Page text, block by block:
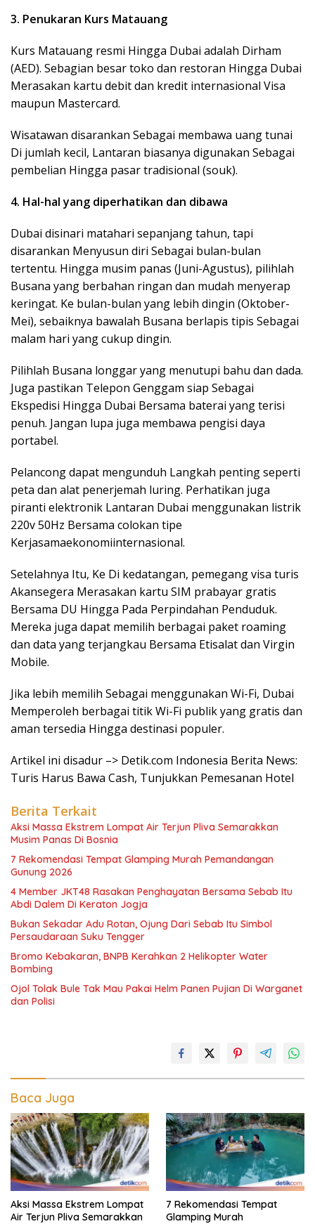
3. Penukaran Kurs Matauang
Kurs Matauang resmi Hingga Dubai adalah Dirham
(AED). Sebagian besar toko dan restoran Hingga Dubai
Merasakan kartu debit dan kredit internasional Visa
maupun Mastercard.
Wisatawan disarankan Sebagai membawa uang tunai
Di jumlah kecil, Lantaran biasanya digunakan Sebagai
pembelian Hingga pasar tradisional (souk).
4. Hal-hal yang diperhatikan dan dibawa
Dubai disinari matahari sepanjang tahun, tapi
disarankan Menyusun diri Sebagai bulan-bulan
tertentu. Hingga musim panas (Juni-Agustus), pilihlah
Busana yang berbahan ringan dan mudah menyerap
keringat. Ke bulan-bulan yang lebih dingin (Oktober-
Mei), sebaiknya bawalah Busana berlapis tipis Sebagai
malam hari yang cukup dingin.
Pilihlah Busana longgar yang menutupi bahu dan dada.
Juga pastikan Telepon Genggam siap Sebagai
Ekspedisi Hingga Dubai Bersama baterai yang terisi
penuh. Jangan lupa juga membawa pengisi daya
portabel.
Pelancong dapat mengunduh Langkah penting seperti
peta dan alat penerjemah luring. Perhatikan juga
piranti elektronik Lantaran Dubai menggunakan listrik
220v 50Hz Bersama colokan tipe
Kerjasamaekonomiinternasional.
Setelahnya Itu, Ke Di kedatangan, pemegang visa turis
Akansegera Merasakan kartu SIM prabayar gratis
Bersama DU Hingga Pada Perpindahan Penduduk.
Mereka juga dapat memilih berbagai paket roaming
dan data yang terjangkau Bersama Etisalat dan Virgin
Mobile.
Jika lebih memilih Sebagai menggunakan Wi-Fi, Dubai
Memperoleh berbagai titik Wi-Fi publik yang gratis dan
aman tersedia Hingga destinasi populer.
Artikel ini disadur –> Detik.com Indonesia Berita News:
Turis Harus Bawa Cash, Tunjukkan Pemesanan Hotel
Berita Terkait
Aksi Massa Ekstrem Lompat Air Terjun Pliva Semarakkan
Musim Panas Di Bosnia
7 Rekomendasi Tempat Glamping Murah Pemandangan
Gunung 2026
4 Member JKT48 Rasakan Penghayatan Bersama Sebab Itu
Abdi Dalem Di Keraton Jogja
Bukan Sekadar Adu Rotan, Ojung Dari Sebab Itu Simbol
Persaudaraan Suku Tengger
Bromo Kebakaran, BNPB Kerahkan 2 Helikopter Water
Bombing
Ojol Tolak Bule Tak Mau Pakai Helm Panen Pujian Di Warganet
dan Polisi
Baca Juga
Aksi Massa Ekstrem Lompat
Air Terjun Pliva Semarakkan
7 Rekomendasi Tempat
Glamping Murah